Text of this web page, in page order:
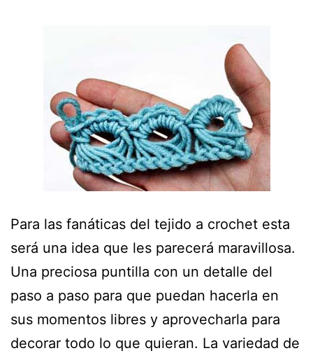
Para las fanáticas del tejido a crochet esta
será una idea que les parecerá maravillosa.
Una preciosa puntilla con un detalle del
paso a paso para que puedan hacerla en
sus momentos libres y aprovecharla para
decorar todo lo que quieran. La variedad de